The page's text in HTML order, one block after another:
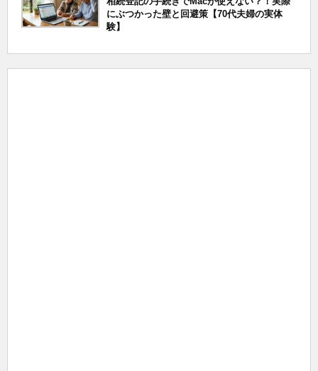
にぶつかった壁と回避策【70代夫婦の実体
験】